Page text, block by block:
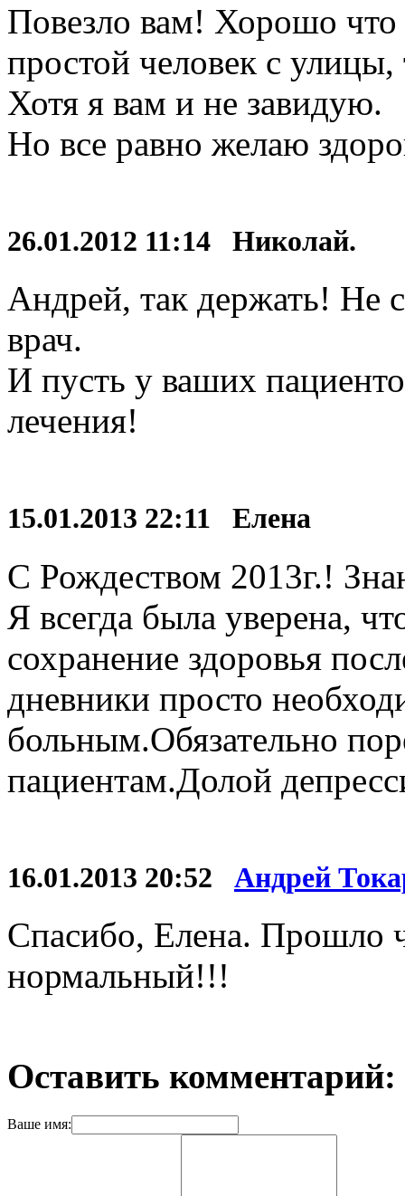
Повезло вам! Хорошо
простой человек с
Хотя я вам и не завидую.
Но все равно желаю
26.01.2012 11:14 Николай.
Андрей, так держать! Не
врач.
И пусть у ваших
лечения!
15.01.2013 22:11 Елена
С Рождеством 2013г.!
Я всегда была уверена,
сохранение здоровья
дневники просто
больным.Обязательно
пациентам.Долой
16.01.2013 20:52 Андрей
Спасибо, Елена. Прошло
нормальный!!!
Оставить комментарий:
Ваше имя: